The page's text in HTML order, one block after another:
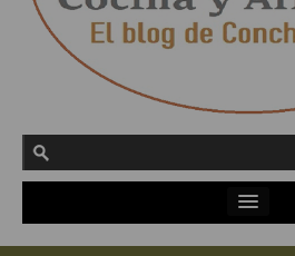
Actualidad y recomendaciones